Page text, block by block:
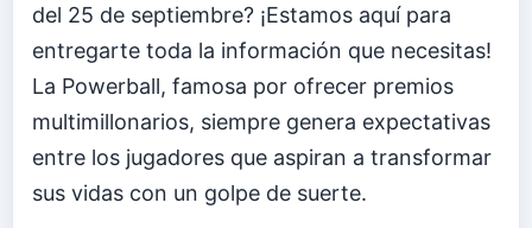
del 25 de septiembre? ¡Estamos aquí para
entregarte toda la información que necesitas!
La Powerball, famosa por ofrecer premios
multimillonarios, siempre genera expectativas
entre los jugadores que aspiran a transformar
sus vidas con un golpe de suerte.